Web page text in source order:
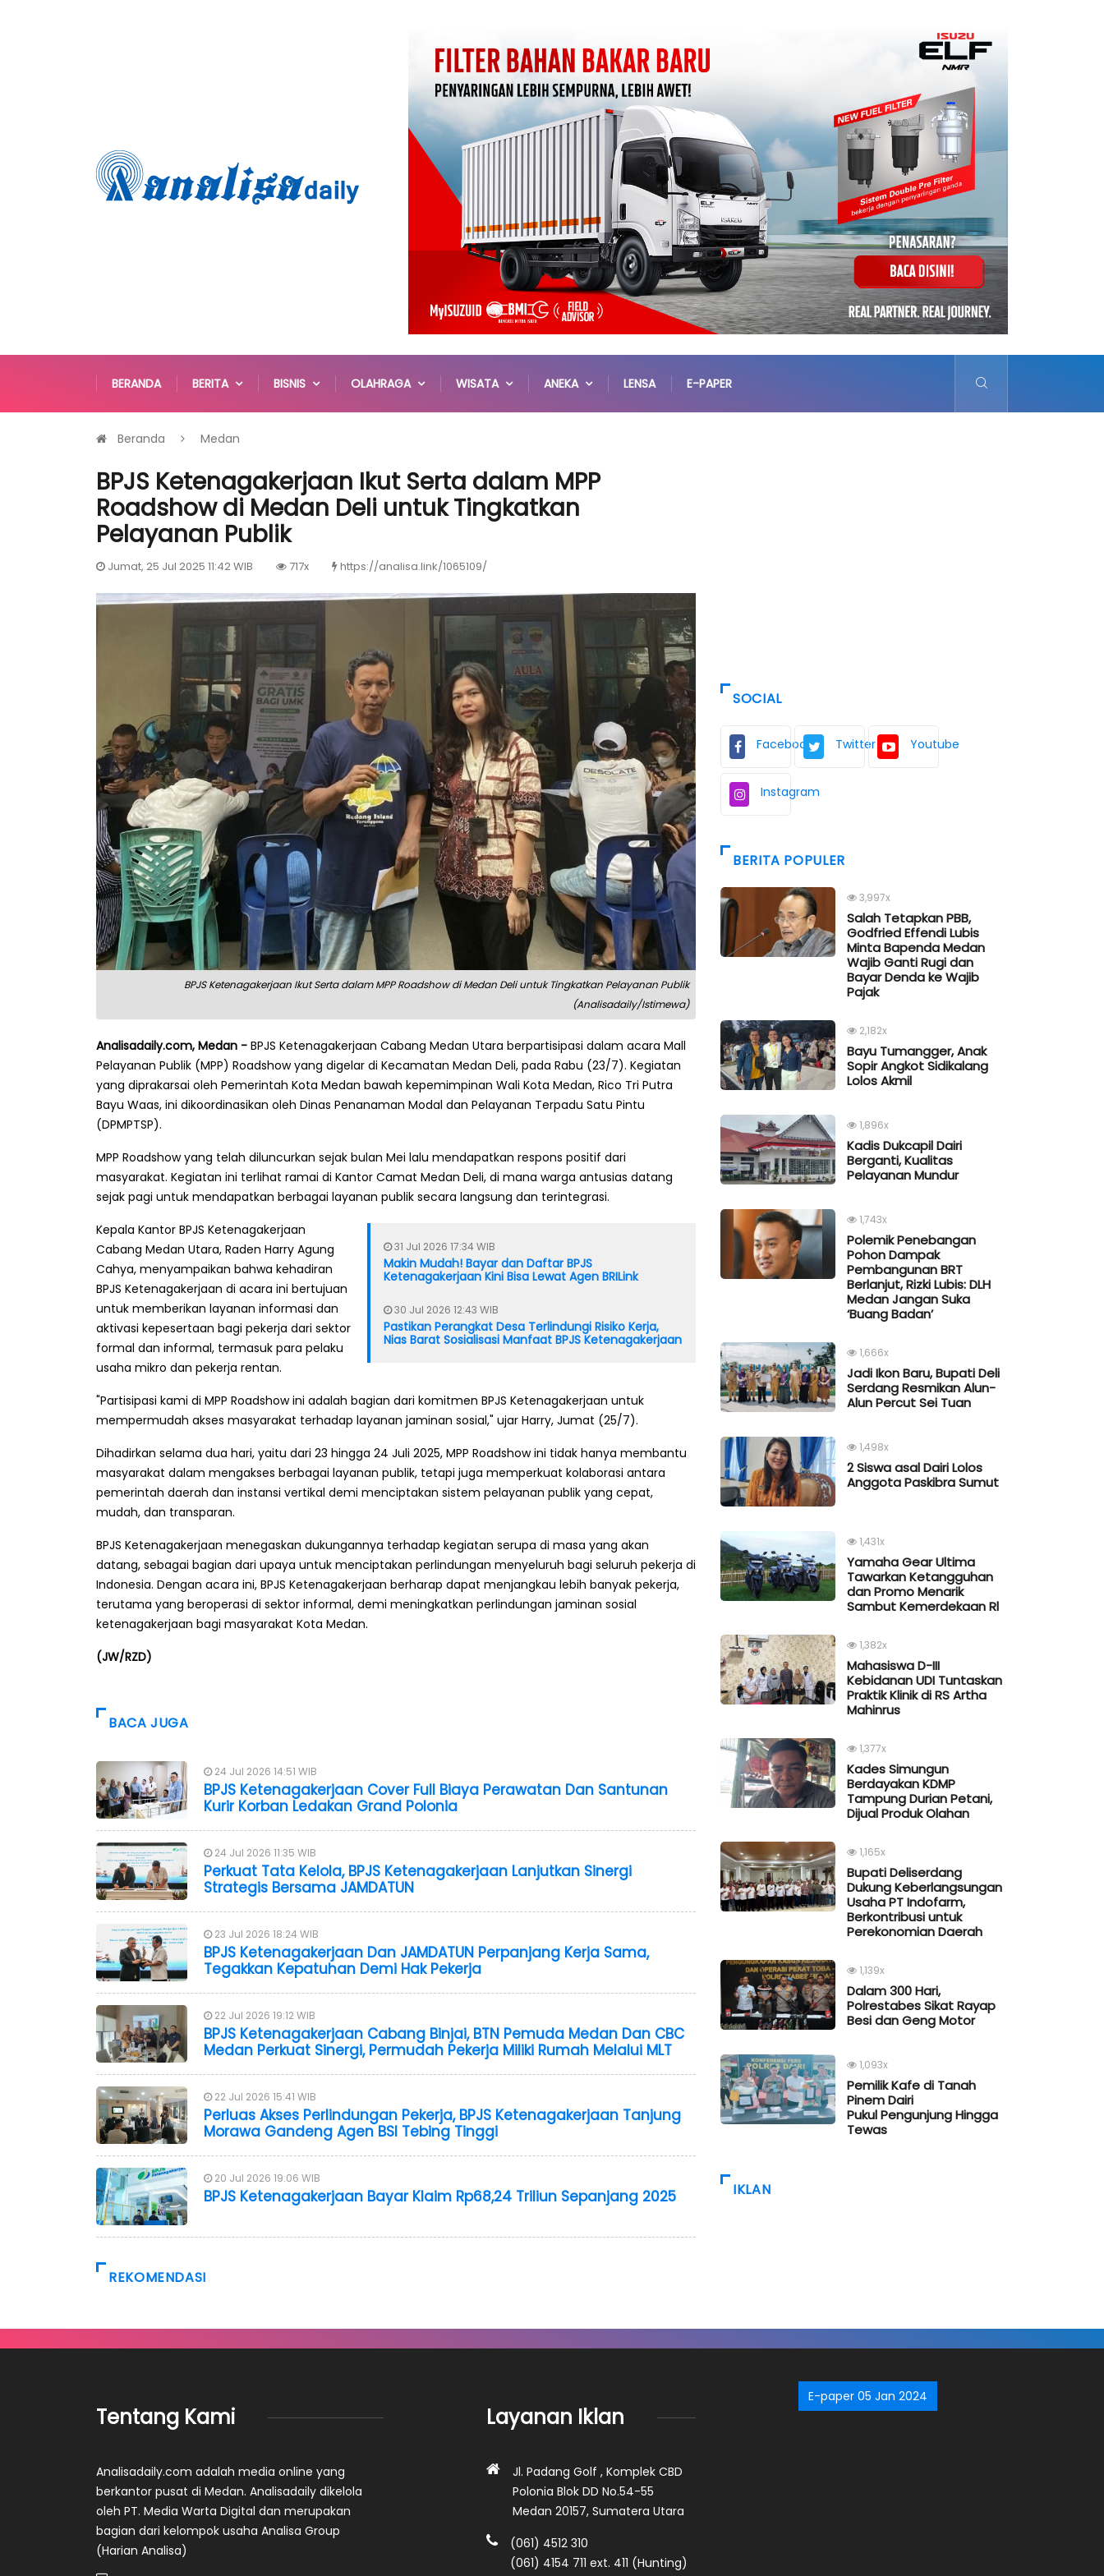
BERANDA BERITA BISNIS OLAHRAGA WISATA ANEKA LENSA E-PAPER
Beranda Medan
BPJS Ketenagakerjaan Ikut Serta dalam MPP
Roadshow di Medan Deli untuk Tingkatkan
Pelayanan Publik
Jumat, 25 Jul 2025 11:42 WIB 717x https://analisa.link/1065109/
BPJS Ketenagakerjaan Ikut Serta dalam MPP Roadshow di Medan Deli untuk Tingkatkan Pelayanan Publik
(Analisadaily/Istimewa)
Analisadaily.com, Medan - BPJS Ketenagakerjaan Cabang Medan Utara berpartisipasi dalam acara Mall
Pelayanan Publik (MPP) Roadshow yang digelar di Kecamatan Medan Deli, pada Rabu (23/7). Kegiatan
yang diprakarsai oleh Pemerintah Kota Medan bawah kepemimpinan Wali Kota Medan, Rico Tri Putra
Bayu Waas, ini dikoordinasikan oleh Dinas Penanaman Modal dan Pelayanan Terpadu Satu Pintu
(DPMPTSP).
MPP Roadshow yang telah diluncurkan sejak bulan Mei lalu mendapatkan respons positif dari
masyarakat. Kegiatan ini terlihat ramai di Kantor Camat Medan Deli, di mana warga antusias datang
sejak pagi untuk mendapatkan berbagai layanan publik secara langsung dan terintegrasi.
31 Jul 2026 17:34 WIB
Makin Mudah! Bayar dan Daftar BPJS
Ketenagakerjaan Kini Bisa Lewat Agen BRILink
30 Jul 2026 12:43 WIB
Pastikan Perangkat Desa Terlindungi Risiko Kerja,
Nias Barat Sosialisasi Manfaat BPJS Ketenagakerjaan
Kepala Kantor BPJS Ketenagakerjaan
Cabang Medan Utara, Raden Harry Agung
Cahya, menyampaikan bahwa kehadiran
BPJS Ketenagakerjaan di acara ini bertujuan
untuk memberikan layanan informasi dan
aktivasi kepesertaan bagi pekerja dari sektor
formal dan informal, termasuk para pelaku
usaha mikro dan pekerja rentan.
"Partisipasi kami di MPP Roadshow ini adalah bagian dari komitmen BPJS Ketenagakerjaan untuk
mempermudah akses masyarakat terhadap layanan jaminan sosial," ujar Harry, Jumat (25/7).
Dihadirkan selama dua hari, yaitu dari 23 hingga 24 Juli 2025, MPP Roadshow ini tidak hanya membantu
masyarakat dalam mengakses berbagai layanan publik, tetapi juga memperkuat kolaborasi antara
pemerintah daerah dan instansi vertikal demi menciptakan sistem pelayanan publik yang cepat,
mudah, dan transparan.
BPJS Ketenagakerjaan menegaskan dukungannya terhadap kegiatan serupa di masa yang akan
datang, sebagai bagian dari upaya untuk menciptakan perlindungan menyeluruh bagi seluruh pekerja di
Indonesia. Dengan acara ini, BPJS Ketenagakerjaan berharap dapat menjangkau lebih banyak pekerja,
terutama yang beroperasi di sektor informal, demi meningkatkan perlindungan jaminan sosial
ketenagakerjaan bagi masyarakat Kota Medan.
(JW/RZD)
BACA JUGA
24 Jul 2026 14:51 WIB
BPJS Ketenagakerjaan Cover Full Biaya Perawatan Dan Santunan
Kurir Korban Ledakan Grand Polonia
24 Jul 2026 11:35 WIB
Perkuat Tata Kelola, BPJS Ketenagakerjaan Lanjutkan Sinergi
Strategis Bersama JAMDATUN
23 Jul 2026 18:24 WIB
BPJS Ketenagakerjaan Dan JAMDATUN Perpanjang Kerja Sama,
Tegakkan Kepatuhan Demi Hak Pekerja
22 Jul 2026 19:12 WIB
BPJS Ketenagakerjaan Cabang Binjai, BTN Pemuda Medan Dan CBC
Medan Perkuat Sinergi, Permudah Pekerja Miliki Rumah Melalui MLT
22 Jul 2026 15:41 WIB
Perluas Akses Perlindungan Pekerja, BPJS Ketenagakerjaan Tanjung
Morawa Gandeng Agen BSI Tebing Tinggi
20 Jul 2026 19:06 WIB
BPJS Ketenagakerjaan Bayar Klaim Rp68,24 Triliun Sepanjang 2025
REKOMENDASI
SOCIAL
Facebook Twitter Youtube
Instagram
BERITA POPULER
3,997x
Salah Tetapkan PBB,
Godfried Effendi Lubis
Minta Bapenda Medan
Wajib Ganti Rugi dan
Bayar Denda ke Wajib
Pajak
2,182x
Bayu Tumangger, Anak
Sopir Angkot Sidikalang
Lolos Akmil
1,896x
Kadis Dukcapil Dairi
Berganti, Kualitas
Pelayanan Mundur
1,743x
Polemik Penebangan
Pohon Dampak
Pembangunan BRT
Berlanjut, Rizki Lubis: DLH
Medan Jangan Suka
‘Buang Badan’
1,666x
Jadi Ikon Baru, Bupati Deli
Serdang Resmikan Alun-
Alun Percut Sei Tuan
1,498x
2 Siswa asal Dairi Lolos
Anggota Paskibra Sumut
1,431x
Yamaha Gear Ultima
Tawarkan Ketangguhan
dan Promo Menarik
Sambut Kemerdekaan Rl
1,382x
Mahasiswa D-III
Kebidanan UDI Tuntaskan
Praktik Klinik di RS Artha
Mahinrus
1,377x
Kades Simungun
Berdayakan KDMP
Tampung Durian Petani,
Dijual Produk Olahan
1,165x
Bupati Deliserdang
Dukung Keberlangsungan
Usaha PT Indofarm,
Berkontribusi untuk
Perekonomian Daerah
1,139x
Dalam 300 Hari,
Polrestabes Sikat Rayap
Besi dan Geng Motor
1,093x
Pemilik Kafe di Tanah
Pinem Dairi
Pukul Pengunjung Hingga
Tewas
IKLAN
Tentang Kami
Analisadaily.com adalah media online yang
berkantor pusat di Medan. Analisadaily dikelola
oleh PT. Media Warta Digital dan merupakan
bagian dari kelompok usaha Analisa Group
(Harian Analisa)
Layanan Iklan
Jl. Padang Golf , Komplek CBD
Polonia Blok DD No.54-55
Medan 20157, Sumatera Utara
(061) 4512 310
(061) 4154 711 ext. 411 (Hunting)
E-paper 05 Jan 2024